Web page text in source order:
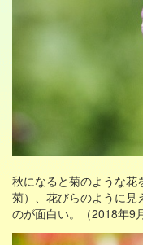
秋になると菊のような花
菊）、花びらのように見
のが面白い。（2018年9